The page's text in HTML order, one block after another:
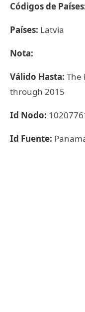
Códigos de
Países: Latvia
Nota:
Válido Hasta: The
through 2015
Id Nodo:
Id Fuente: